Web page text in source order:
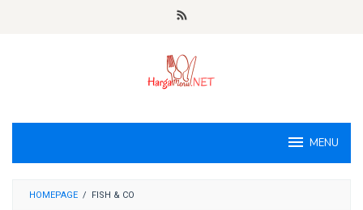
MENU
HOMEPAGE / FISH & CO